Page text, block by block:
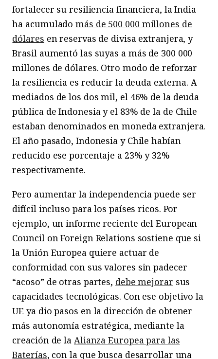
fortalecer su resiliencia financiera, la India
ha acumuladomás de 500 000 millones de
dólares en reservas de divisa extranjera, y
Brasil aumentó las suyas a más de 300 000
millones de dólares. Otro modo de reforzar
la resiliencia es reducir la deuda externa. A
mediados de los dos mil, el 46% de la deuda
pública de Indonesia y el 83% de la de Chile
estaban denominados en moneda extranjera.
El año pasado, Indonesia y Chile habían
reducido ese porcentaje a 23% y 32%
respectivamente.
Pero aumentar la independencia puede ser
difícil incluso para los países ricos. Por
ejemplo, un informe reciente del European
Council on Foreign Relations sostiene que si
la Unión Europea quiere actuar de
conformidad con sus valores sin padecer
“acoso” de otras partes, debe mejorar sus
capacidades tecnológicas. Con ese objetivo la
UE ya dio pasos en la dirección de obtener
más autonomía estratégica, mediante la
creación de la Alianza Europea para las
Baterías, con la que busca desarrollar una